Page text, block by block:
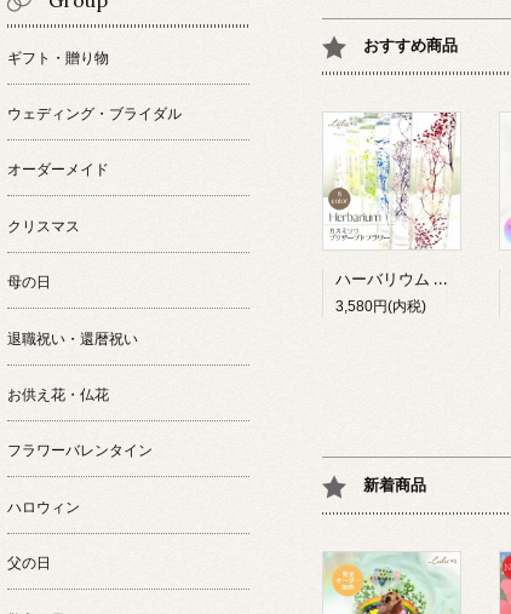
おすすめ商品
ハーバリウム カスミソウ 8色 プリザーブドフラワー 誕生日 母の日 退職祝い プレゼント ギフト Lulu＊s
3,580円(内税)
新着商品
ギフト・贈り物
ウェディング・ブライダル
オーダーメイド
クリスマス
母の日
退職祝い・還暦祝い
お供え花・仏花
フラワーバレンタイン
ハロウィン
父の日